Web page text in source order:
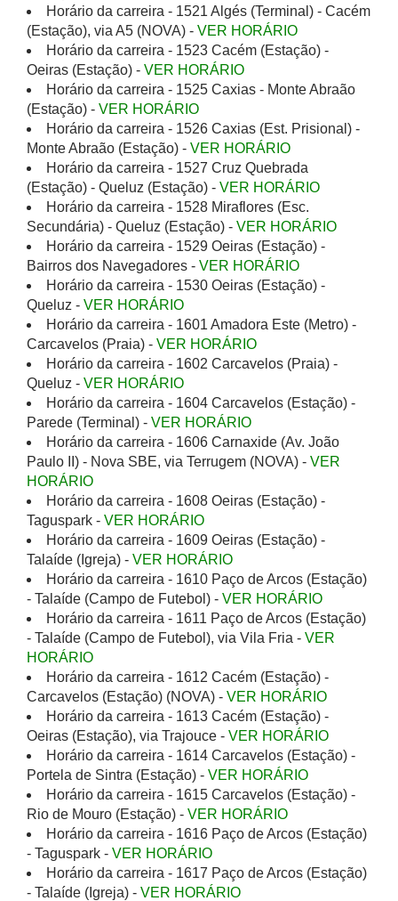
Horário da carreira - 1521 Algés (Terminal) - Cacém
(Estação), via A5 (NOVA) - VER HORÁRIO
Horário da carreira - 1523 Cacém (Estação) -
Oeiras (Estação) - VER HORÁRIO
Horário da carreira - 1525 Caxias - Monte Abraão
(Estação) - VER HORÁRIO
Horário da carreira - 1526 Caxias (Est. Prisional) -
Monte Abraão (Estação) - VER HORÁRIO
Horário da carreira - 1527 Cruz Quebrada
(Estação) - Queluz (Estação) - VER HORÁRIO
Horário da carreira - 1528 Miraflores (Esc.
Secundária) - Queluz (Estação) - VER HORÁRIO
Horário da carreira - 1529 Oeiras (Estação) -
Bairros dos Navegadores - VER HORÁRIO
Horário da carreira - 1530 Oeiras (Estação) -
Queluz - VER HORÁRIO
Horário da carreira - 1601 Amadora Este (Metro) -
Carcavelos (Praia) - VER HORÁRIO
Horário da carreira - 1602 Carcavelos (Praia) -
Queluz - VER HORÁRIO
Horário da carreira - 1604 Carcavelos (Estação) -
Parede (Terminal) - VER HORÁRIO
Horário da carreira - 1606 Carnaxide (Av. João
Paulo II) - Nova SBE, via Terrugem (NOVA) - VER
HORÁRIO
Horário da carreira - 1608 Oeiras (Estação) -
Taguspark - VER HORÁRIO
Horário da carreira - 1609 Oeiras (Estação) -
Talaíde (Igreja) - VER HORÁRIO
Horário da carreira - 1610 Paço de Arcos (Estação)
- Talaíde (Campo de Futebol) - VER HORÁRIO
Horário da carreira - 1611 Paço de Arcos (Estação)
- Talaíde (Campo de Futebol), via Vila Fria - VER
HORÁRIO
Horário da carreira - 1612 Cacém (Estação) -
Carcavelos (Estação) (NOVA) - VER HORÁRIO
Horário da carreira - 1613 Cacém (Estação) -
Oeiras (Estação), via Trajouce - VER HORÁRIO
Horário da carreira - 1614 Carcavelos (Estação) -
Portela de Sintra (Estação) - VER HORÁRIO
Horário da carreira - 1615 Carcavelos (Estação) -
Rio de Mouro (Estação) - VER HORÁRIO
Horário da carreira - 1616 Paço de Arcos (Estação)
- Taguspark - VER HORÁRIO
Horário da carreira - 1617 Paço de Arcos (Estação)
- Talaíde (Igreja) - VER HORÁRIO